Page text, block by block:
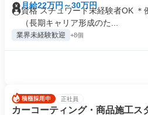
月給22万円～30万円
資格 スチュワード未経験者OK ＊
（長期キャリア形成のた...
業界未経験歓迎 +8個
正社員
カーコーティング・商品施工ス